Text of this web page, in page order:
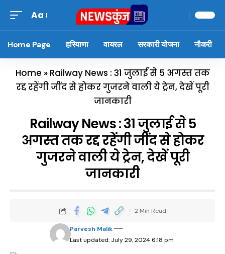
Aa
Home Page हरियाणा वायरल सरकारी योजना नौकरी
Home » Railway News : 31 जुलाई से 5 अगस्त तक
रद्द रहेंगी जींद से होकर गुजरने वाली ये ट्रेन, देखें पूरी
जानकारी
Railway News : 31 जुलाई से 5
अगस्त तक रद्द रहेंगी जींद से होकर
गुजरने वाली ये ट्रेन, देखें पूरी
जानकारी
Last updated: July 29, 2024 6:18 pm
Parvesh Malik
2 Min Read